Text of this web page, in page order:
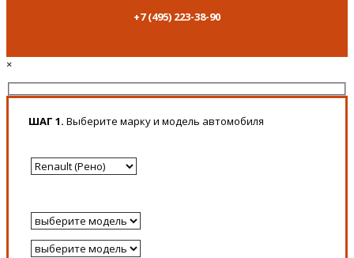
+7 (495) 223-38-90
×
ШАГ 1. Выберите марку и модель автомобиля